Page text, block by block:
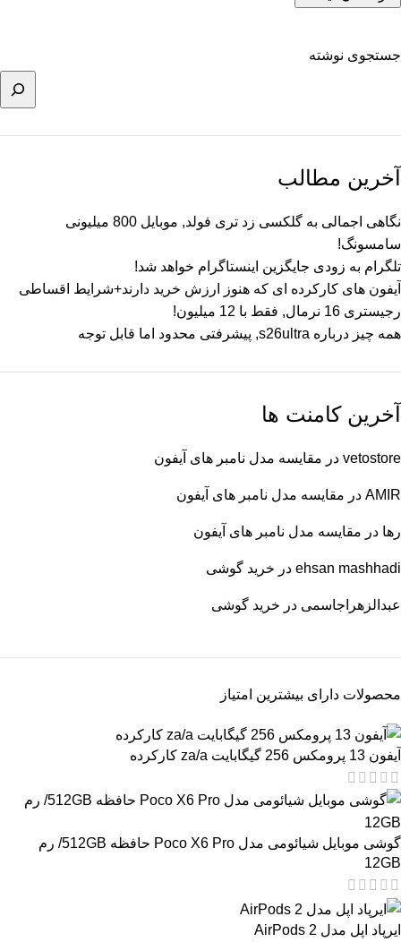
جستجوی نوشته
آخرین مطالب
نگاهی اجمالی به گلکسی زد تری فولد, موبایل 800 میلیونی
سامسونگ!
تلگرام به زودی جایگزین اینستاگرام خواهد شد!
آیفون های کارکرده ای که هنوز ارزش خرید دارند+شرایط اقساطی
رجیستری 16 نرمال, فقط با 12 میلیون!
همه چیز درباره s26ultra, پیشرفتی محدود اما قابل توجه
آخرین کامنت ها
vetostore در مقایسه مدل نامبر های آیفون
AMIR در مقایسه مدل نامبر های آیفون
رها در مقایسه مدل نامبر های آیفون
ehsan mashhadi در خرید گوشی
عبدالزهراجاسمی در خرید گوشی
محصولات دارای بیشترین امتیاز
آیفون 13 پرومکس 256 گیگابایت za/a کارکرده
گوشی موبایل شیائومی مدل Poco X6 Pro حافظه 512GB/ رم
12GB
ایرپاد اپل مدل AirPods 2